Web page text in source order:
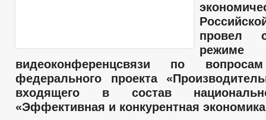
провел
режиме
видеоконференцсвязи по
федерального проекта
входящего в состав
«Эффективная и конкурентная